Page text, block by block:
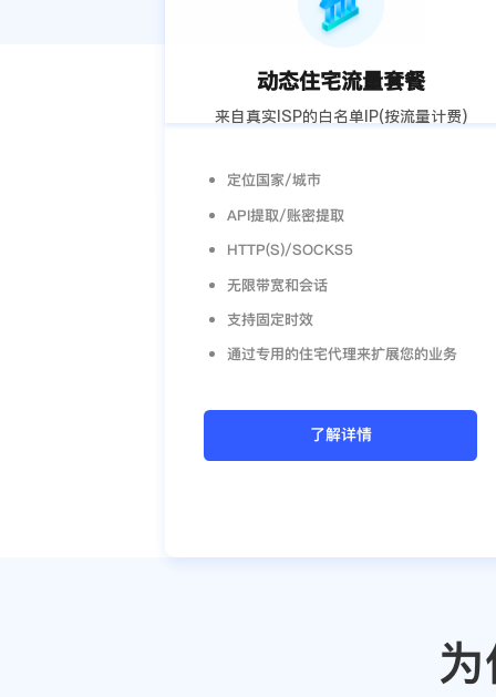
动态住宅流量套餐
来自真实ISP的白名单IP(按流量计费)
定位国家/城市
API提取/账密提取
HTTP(S)/SOCKS5
无限带宽和会话
支持固定时效
通过专用的住宅代理来扩展您的业务
了解详情